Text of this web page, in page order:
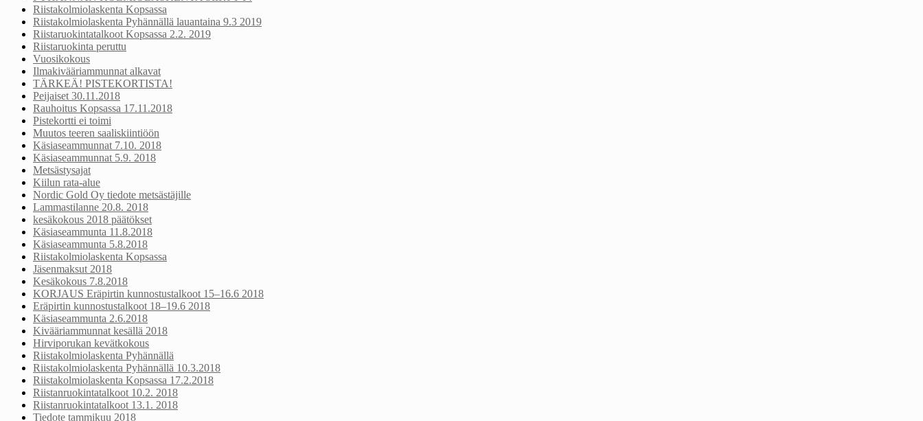
Riistakolmiolaskenta Kopsassa
Riistakolmiolaskenta Pyhännällä lauantaina 9.3 2019
Riistaruokintatalkoot Kopsassa 2.2. 2019
Riistaruokinta peruttu
Vuosikokous
Ilmakivääriammunnat alkavat
TÄRKEÄ! PISTEKORTISTA!
Peijaiset 30.11.2018
Rauhoitus Kopsassa 17.11.2018
Pistekortti ei toimi
Muutos teeren saaliskiintiöön
Käsiaseammunnat 7.10. 2018
Käsiaseammunnat 5.9. 2018
Metsästysajat
Kiilun rata-alue
Nordic Gold Oy tiedote metsästäjille
Lammastilanne 20.8. 2018
kesäkokous 2018 päätökset
Käsiaseammunta 11.8.2018
Käsiaseammunta 5.8.2018
Riistakolmiolaskenta Kopsassa
Jäsenmaksut 2018
Kesäkokous 7.8.2018
KORJAUS Eräpirtin kunnostustalkoot 15–16.6 2018
Eräpirtin kunnostustalkoot 18–19.6 2018
Käsiaseammunta 2.6.2018
Kivääriammunnat kesällä 2018
Hirviporukan kevätkokous
Riistakolmiolaskenta Pyhännällä
Riistakolmiolaskenta Pyhännällä 10.3.2018
Riistakolmiolaskenta Kopsassa 17.2.2018
Riistanruokintatalkoot 10.2. 2018
Riistanruokintatalkoot 13.1. 2018
Tiedote tammikuu 2018